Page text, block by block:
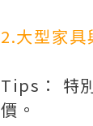
2.大型家具
Tips： 特
價。